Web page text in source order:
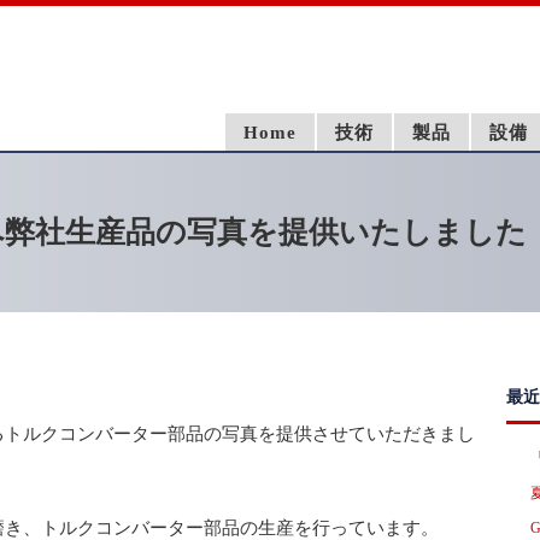
Home 技術 製品 設備
社生産品の写真を提供いたしました
ルクコンバーター部品の写真を提供させていただきまし
、 トルクコンバーター部品の生産を行っています。
最